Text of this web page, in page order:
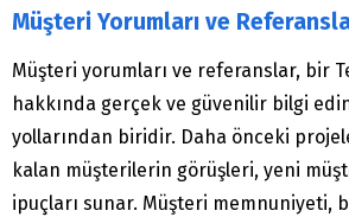
Müşteri Yorumları ve
Müşteri yorumları ve referanslar, bir
hakkında gerçek ve güvenilir bilgi
yollarından biridir. Daha önceki
kalan müşterilerin görüşleri, yeni
ipuçları sunar. Müşteri memnuniyeti,